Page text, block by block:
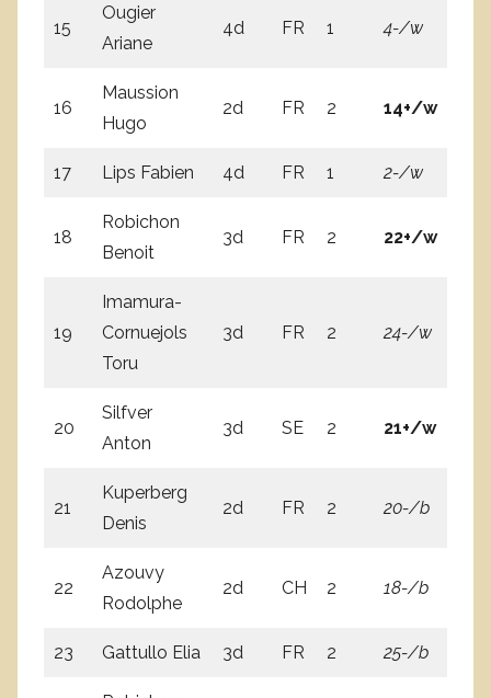
15
Ougier
Ariane
4d FR 1 4-/w
16
Maussion
Hugo
2d FR 2 14+/w
17 Lips Fabien 4d FR 1 2-/w
18
Robichon
Benoit
3d FR 2 22+/w
19
Imamura-
Cornuejols
Toru
3d FR 2 24-/w
20
Silfver
Anton
3d SE 2 21+/w
21
Kuperberg
Denis
2d FR 2 20-/b
22
Azouvy
Rodolphe
2d CH 2 18-/b
23 Gattullo Elia 3d FR 2 25-/b